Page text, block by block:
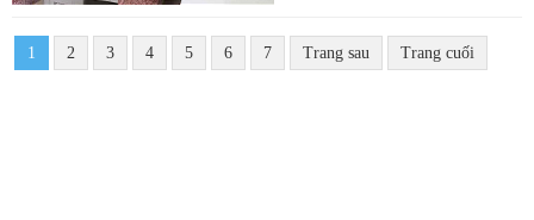
1 2 3 4 5 6 7 Trang sau Trang cuối